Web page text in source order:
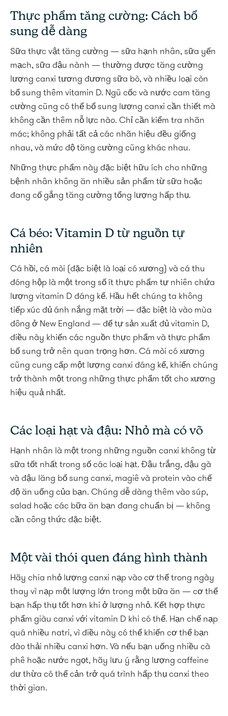
Thực phẩm tăng cường: Cách bổ
sung dễ dàng
Sữa thực vật tăng cường — sữa hạnh nhân, sữa yến
mạch, sữa đậu nành — thường được tăng cường
lượng canxi tương đương sữa bò, và nhiều loại còn
bổ sung thêm vitamin D. Ngũ cốc và nước cam tăng
cường cũng có thể bổ sung lượng canxi cần thiết mà
không cần thêm nỗ lực nào. Chỉ cần kiểm tra nhãn
mác; không phải tất cả các nhãn hiệu đều giống
nhau, và mức độ tăng cường cũng khác nhau.
Những thực phẩm này đặc biệt hữu ích cho những
bệnh nhân không ăn nhiều sản phẩm từ sữa hoặc
đang cố gắng tăng cường tổng lượng hấp thụ.
Cá béo: Vitamin D từ nguồn tự
nhiên
Cá hồi, cá mòi (đặc biệt là loại có xương) và cá thu
đóng hộp là một trong số ít thực phẩm tự nhiên chứa
lượng vitamin D đáng kể. Hầu hết chúng ta không
tiếp xúc đủ ánh nắng mặt trời — đặc biệt là vào mùa
đông ở New England — để tự sản xuất đủ vitamin D,
điều này khiến các nguồn thực phẩm và thực phẩm
bổ sung trở nên quan trọng hơn. Cá mòi có xương
cũng cung cấp một lượng canxi đáng kể, khiến chúng
trở thành một trong những thực phẩm tốt cho xương
hiệu quả nhất.
Các loại hạt và đậu: Nhỏ mà có võ
Hạnh nhân là một trong những nguồn canxi không từ
sữa tốt nhất trong số các loại hạt. Đậu trắng, đậu gà
và đậu lăng bổ sung canxi, magiê và protein vào chế
độ ăn uống của bạn. Chúng dễ dàng thêm vào súp,
salad hoặc các bữa ăn bạn đang chuẩn bị — không
cần công thức đặc biệt.
Một vài thói quen đáng hình thành
Hãy chia nhỏ lượng canxi nạp vào cơ thể trong ngày
thay vì nạp một lượng lớn trong một bữa ăn — cơ thể
bạn hấp thụ tốt hơn khi ở lượng nhỏ. Kết hợp thực
phẩm giàu canxi với vitamin D khi có thể. Hạn chế nạp
quá nhiều natri, vì điều này có thể khiến cơ thể bạn
đào thải nhiều canxi hơn. Và nếu bạn uống nhiều cà
phê hoặc nước ngọt, hãy lưu ý rằng lượng caffeine
dư thừa có thể cản trở quá trình hấp thụ canxi theo
thời gian.